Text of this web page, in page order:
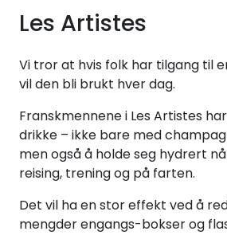
Les Artistes
Vi tror at hvis folk har tilgang til
vil den bli brukt hver dag.
Franskmennene i Les Artistes
drikke – ikke bare med
men også å holde seg hydrert
reising, trening og på farten.
Det vil ha en stor effekt ved å
mengder engangs-bokser og
Bærekraft
Jobb hos oss